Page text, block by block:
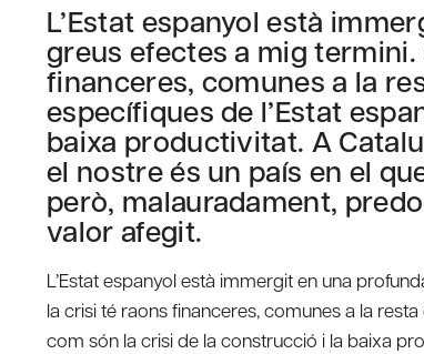
L’Estat espanyol està
greus efectes a mig
financeres, comunes a la
específiques de l’Estat
baixa productivitat. A
el nostre és un país en el
però, malauradament,
valor afegit.
L’Estat espanyol està immergit en una
la crisi té raons financeres, comunes a la
com són la crisi de la construcció i la baixa